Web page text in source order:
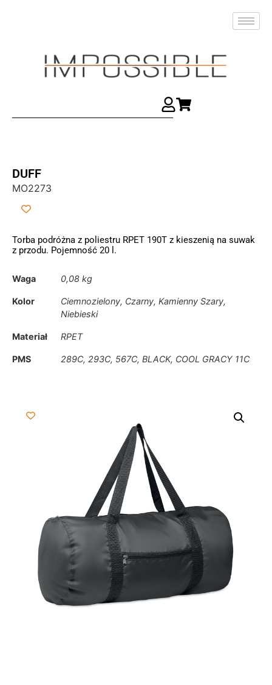
DUFF
MO2273
Torba podróżna z poliestru RPET 190T z kieszenią na suwak
z przodu. Pojemność 20 l.
Waga 0,08 kg
Kolor
Ciemnozielony, Czarny, Kamienny Szary,
Niebieski
Materiał RPET
PMS 289C, 293C, 567C, BLACK, COOL GRACY 11C